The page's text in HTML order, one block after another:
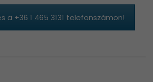
a +36 1 465 3131 telefonszámon!